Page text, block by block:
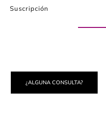
Suscripción
¿ALGUNA CONSULTA?